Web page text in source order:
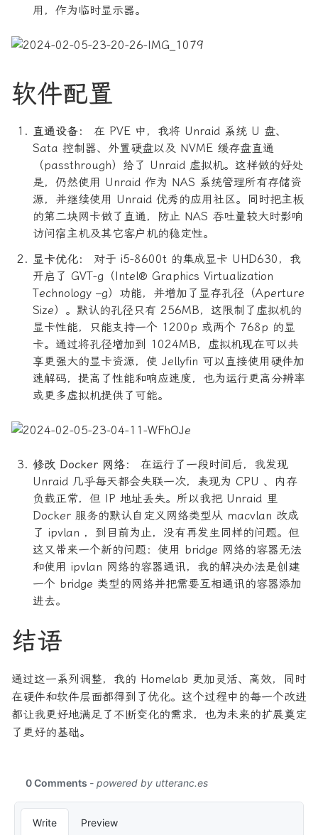
用，作为临时显示器。
软件配置
直通设备：
在 PVE 中，我将 Unraid 系统 U 盘、
Sata 控制器、外置硬盘以及 NVME 缓存盘直通
（passthrough）给了 Unraid 虚拟机。这样做的好处
是，仍然使用 Unraid 作为 NAS 系统管理所有存储资
源，并继续使用 Unraid 优秀的应用社区。同时把主板
的第二块网卡做了直通，防止 NAS 吞吐量较大时影响
访问宿主机及其它客户机的稳定性。
显卡优化：
对于 i5-8600t 的集成显卡 UHD630，我
开启了 GVT-g（Intel® Graphics Virtualization
Technology –g）功能，并增加了显存孔径（Aperture
Size）。默认的孔径只有 256MB，这限制了虚拟机的
显卡性能，只能支持一个 1200p 或两个 768p 的显
卡。通过将孔径增加到 1024MB，虚拟机现在可以共
享更强大的显卡资源，使 Jellyfin 可以直接使用硬件加
速解码，提高了性能和响应速度，也为运行更高分辨率
或更多虚拟机提供了可能。
修改 Docker 网络：
在运行了一段时间后，我发现
Unraid 几乎每天都会失联一次，表现为 CPU 、内存
负载正常，但 IP 地址丢失。所以我把 Unraid 里
Docker 服务的默认自定义网络类型从 macvlan 改成
了 ipvlan ，到目前为止，没有再发生同样的问题。但
这又带来一个新的问题：使用 bridge 网络的容器无法
和使用 ipvlan 网络的容器通讯，我的解决办法是创建
一个 bridge 类型的网络并把需要互相通讯的容器添加
进去。
结语
通过这一系列调整，我的 Homelab 更加灵活、高效，同时
在硬件和软件层面都得到了优化。这个过程中的每一个改进
都让我更好地满足了不断变化的需求，也为未来的扩展奠定
了更好的基础。